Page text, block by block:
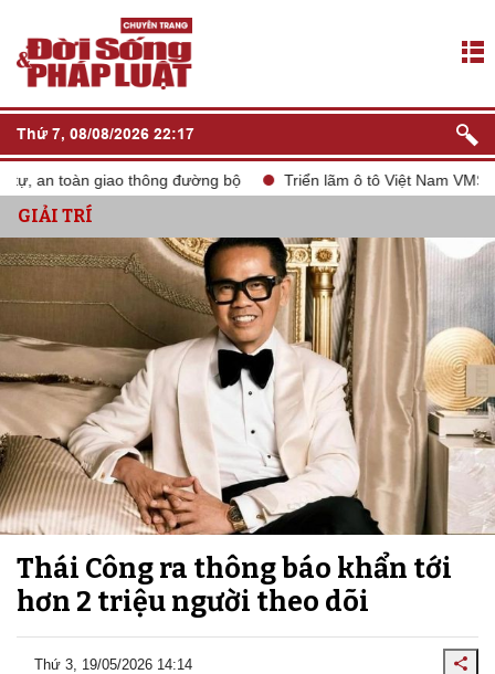
Thứ 7, 08/08/2026 22:17
toàn giao thông đường bộ Triển lãm ô tô Việt Nam VMS 2024
GIẢI TRÍ
Thái Công ra thông báo khẩn tới
hơn 2 triệu người theo dõi
Thứ 3, 19/05/2026 14:14